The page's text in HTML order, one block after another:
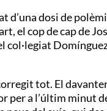
d’una dosi de
el cop de cap de
tot. El
per a l’últim minut